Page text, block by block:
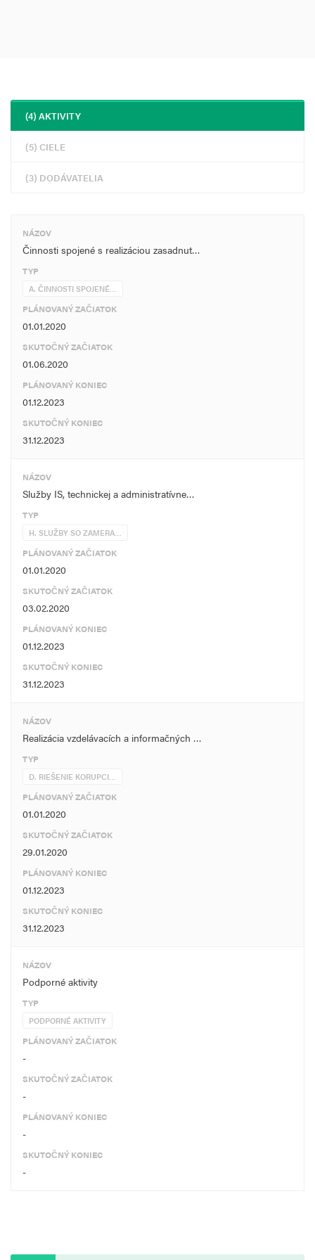
(4) AKTIVITY
(5) CIELE
(3) DODÁVATELIA
NÁZOV
Činnosti spojené s realizáciou zasadnut…
TYP
A. ČINNOSTI SPOJENÉ…
PLÁNOVANÝ ZAČIATOK
01.01.2020
SKUTOČNÝ ZAČIATOK
01.06.2020
PLÁNOVANÝ KONIEC
01.12.2023
SKUTOČNÝ KONIEC
31.12.2023
NÁZOV
Služby IS, technickej a administratívne…
TYP
H. SLUŽBY SO ZAMERA…
PLÁNOVANÝ ZAČIATOK
01.01.2020
SKUTOČNÝ ZAČIATOK
03.02.2020
PLÁNOVANÝ KONIEC
01.12.2023
SKUTOČNÝ KONIEC
31.12.2023
NÁZOV
Realizácia vzdelávacích a informačných …
TYP
D. RIEŠENIE KORUPCI…
PLÁNOVANÝ ZAČIATOK
01.01.2020
SKUTOČNÝ ZAČIATOK
29.01.2020
PLÁNOVANÝ KONIEC
01.12.2023
SKUTOČNÝ KONIEC
31.12.2023
NÁZOV
Podporné aktivity
TYP
PODPORNÉ AKTIVITY
PLÁNOVANÝ ZAČIATOK
-
SKUTOČNÝ ZAČIATOK
-
PLÁNOVANÝ KONIEC
-
SKUTOČNÝ KONIEC
-